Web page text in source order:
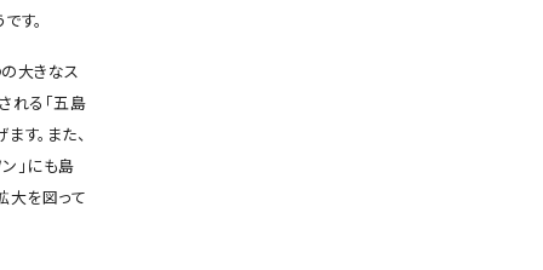
す。
大きなス
れる「五島
す。また、
」にも島
大を図って